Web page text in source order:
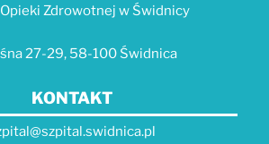
Opieki Zdrowotnej w Świdnicy
27-29, 58-100 Świdnica
KONTAKT